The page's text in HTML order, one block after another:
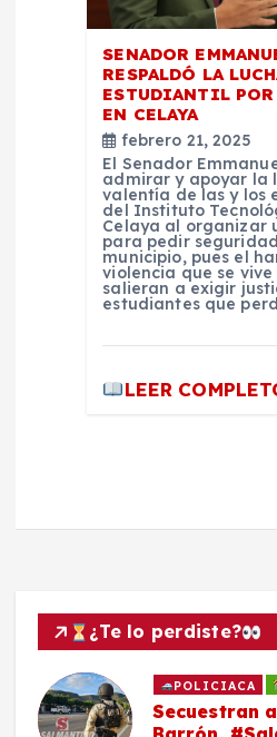
SENADOR
RESPALDÓ LA
ESTUDIANTIL POR
EN CELAYA
febrero 21, 2025
El Senador
admirar y apoyar la
valentía de las y los
del Instituto
Celaya al organizar
para pedir
municipio, pues el
violencia que se
salieran a exigir
estudiantes que
LEER
¿Te lo perdiste?
POLICIACA
Secuestran